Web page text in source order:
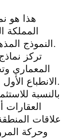
هذا هو
المملكة
النموذج المذهل للغاية جعل العميل سعيدًا للغاية.
تركز
المعماري
الانطباع الأول للتخطيط الحضري وتصميمه للزوار.
بالنسبة
علاقات
وحركة